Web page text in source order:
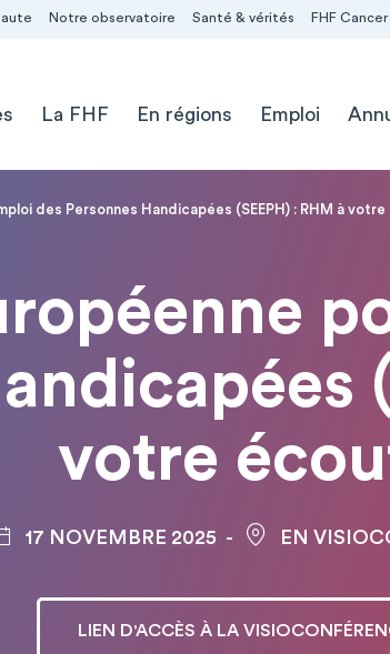
Notre observatoire Santé & vérités FHF Cancer
La FHF En régions Emploi
des Personnes Handicapées (SEEPH) : RHM à
votre
17 NOVEMBRE 2025 EN
LIEN D'ACCÈS À LA